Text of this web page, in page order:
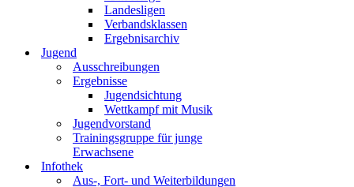
Landesligen
Verbandsklassen
Ergebnisarchiv
Jugend
Ausschreibungen
Ergebnisse
Jugendsichtung
Wettkampf mit Musik
Jugendvorstand
Trainingsgruppe für junge
Erwachsene
Infothek
Aus-, Fort- und Weiterbildungen